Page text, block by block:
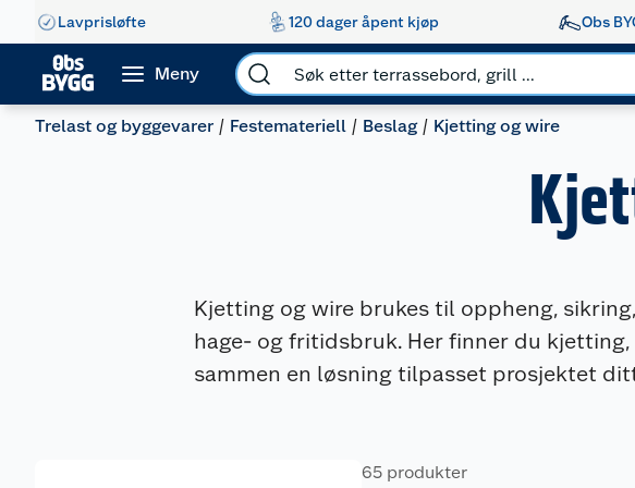
Lavprisløfte 120 dager åpent kjøp Obs
Meny
Trelast og byggevarer Festemateriell Beslag Kjetting og wire
Kjetting og wire brukes til oppheng,
hage- og fritidsbruk. Her finner du
sammen en løsning tilpasset prosjektet
65 produkter